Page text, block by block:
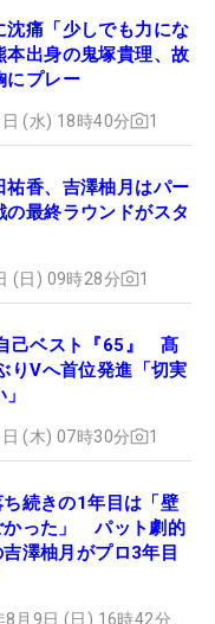
沈痛「少しでも力にな
出身の鬼塚貴理、故
にプレー
(水) 18時40分 1
祐香、吉澤柚月はパー
最終ラウンドがスタ
(日) 09時28分 1
己ベスト『65』 髙
りVへ首位発進「切実
(木) 07時30分 1
続きの1年目は「壁
かった」 パット劇的
澤柚月がプロ3年目
8月9日 (日) 16時42分